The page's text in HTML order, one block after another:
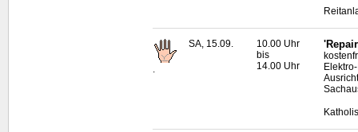
.
SA, 15.09.
10.00 Uhr
bis
14.00 Uhr